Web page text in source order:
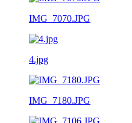
IMG_7070.JPG
4.jpg
IMG_7180.JPG